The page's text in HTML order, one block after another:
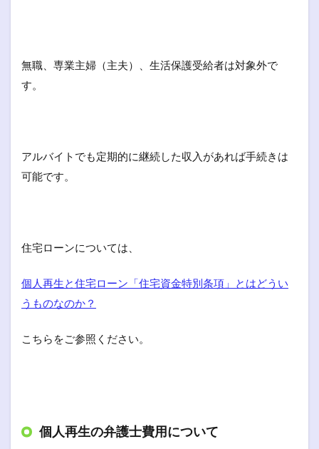
無職、専業主婦（主夫）、生活保護受給者は対象外で
す。
アルバイトでも定期的に継続した収入があれば手続きは
可能です。
住宅ローンについては、
個人再生と住宅ローン「住宅資金特別条項」とはどうい
うものなのか？
こちらをご参照ください。
個人再生の弁護士費用について